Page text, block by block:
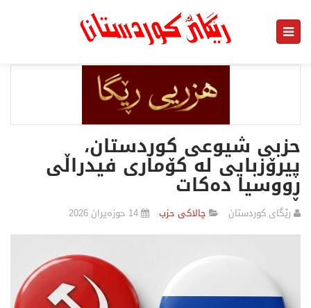
حزبی شیوعی کوردستان،
پیرۆزبایی لە کۆماری فیدراڵی
ڕووسیا دەکات
رێگای كوردستان چالاكی حزب 14 حوزەیران 2026